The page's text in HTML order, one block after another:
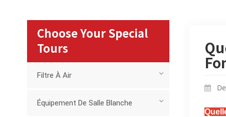
Choose Your Special
Tours
Filtre À Air
Équipement De Salle Blanche